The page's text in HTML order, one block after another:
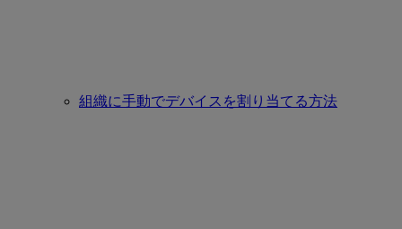
組織に手動でデバイスを割り当てる方法